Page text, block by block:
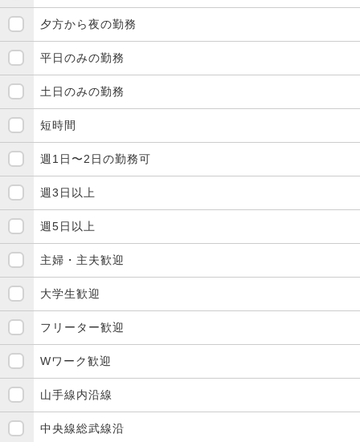
夕方から夜の勤務
平日のみの勤務
土日のみの勤務
短時間
週1日〜2日の勤務可
週3日以上
週5日以上
主婦・主夫歓迎
大学生歓迎
フリーター歓迎
Wワーク歓迎
山手線内沿線
中央線総武線沿